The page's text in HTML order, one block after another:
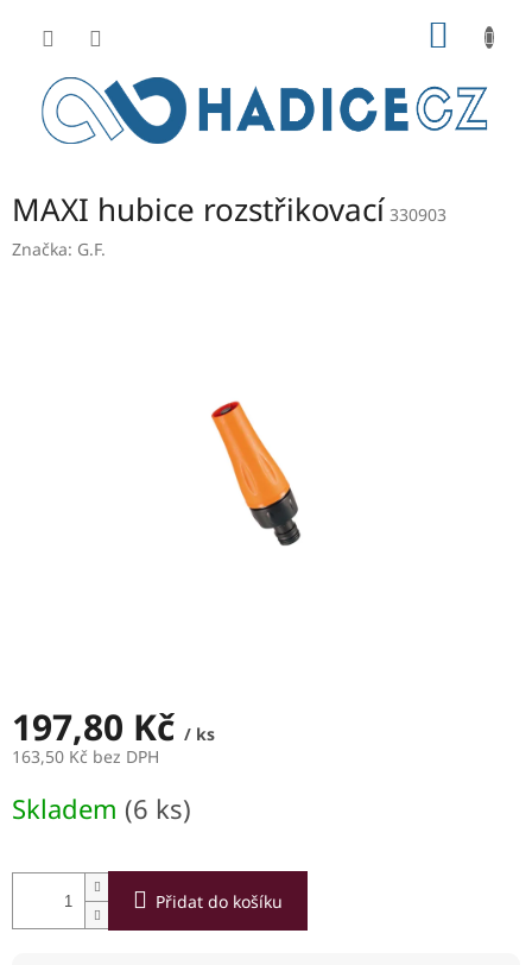
MAXI hubice rozstřikovací 330903
Značka: G.F.
197,80 Kč / ks
163,50 Kč bez DPH
cena:
Skladem (6 ks)
Přidat do košíku